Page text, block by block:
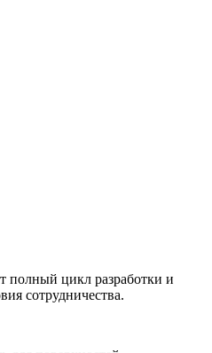
полный цикл разработки и
сотрудничества.